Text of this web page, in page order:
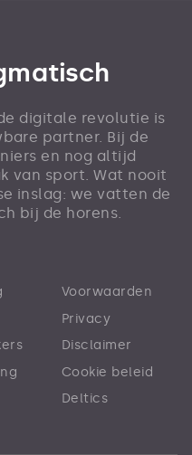
digitale revolutie is
partner. Bij de
en nog altijd
van sport. Wat nooit
inslag: we vatten de
bij de horens.
Voorwaarden
Privacy
Disclaimer
Cookie beleid
Deltics